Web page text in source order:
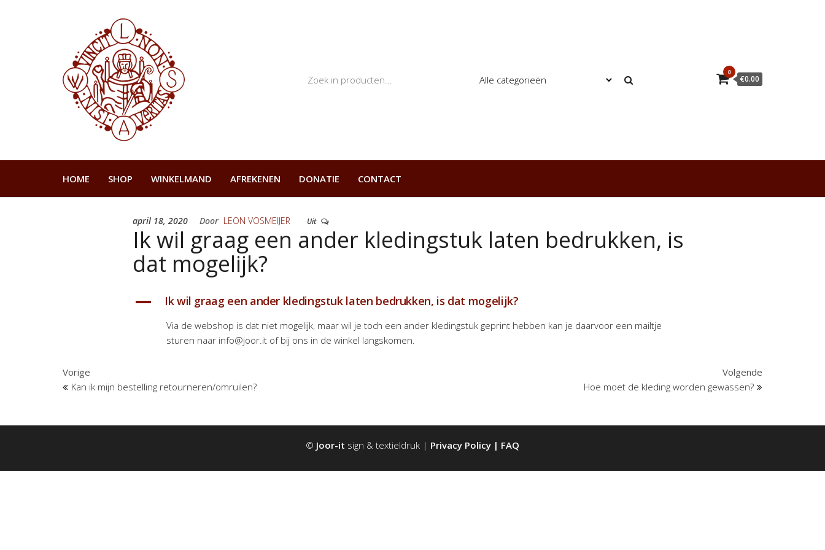
0
€0.00
HOME SHOP WINKELMAND AFREKENEN DONATIE CONTACT
april 18, 2020 Door LEON VOSMEIJER Uit
Ik wil graag een ander kledingstuk laten bedrukken, is
dat mogelijk?
A Ik wil graag een ander kledingstuk laten bedrukken, is dat mogelijk?
Via de webshop is dat niet mogelijk, maar wil je toch een ander kledingstuk geprint hebben kan je daarvoor een mailtje
sturen naar info@joor.it of bij ons in de winkel langskomen.
Bericht
navigatie
Vorig
bericht
Vorige
Kan ik mijn bestelling retourneren/omruilen?
Volgende
Hoe moet de kleding worden gewassen?
© Joor-it sign & textieldruk | Privacy Policy | FAQ